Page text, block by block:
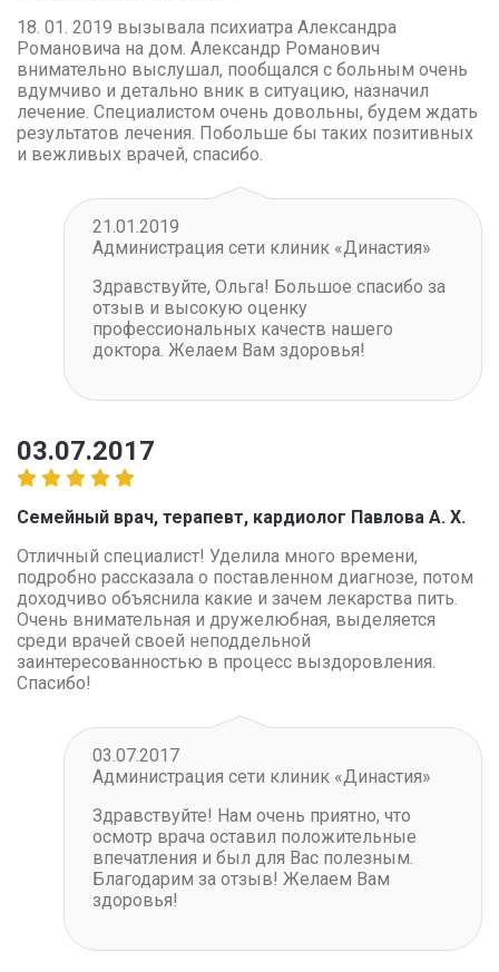
18. 01. 2019 вызывала психиатра Александра
Романовича на дом. Александр Романович
внимательно выслушал, пообщался с больным очень
вдумчиво и детально вник в ситуацию, назначил
лечение. Специалистом очень довольны, будем ждать
результатов лечения. Побольше бы таких позитивных
и вежливых врачей, спасибо.
21.01.2019
Администрация сети клиник «Династия»
Здравствуйте, Ольга! Большое спасибо за
отзыв и высокую оценку
профессиональных качеств нашего
доктора. Желаем Вам здоровья!
03.07.2017
Семейный врач, терапевт, кардиолог Павлова А. Х.
Отличный специалист! Уделила много времени,
подробно рассказала о поставленном диагнозе, потом
доходчиво объяснила какие и зачем лекарства пить.
Очень внимательная и дружелюбная, выделяется
среди врачей своей неподдельной
заинтересованностью в процесс выздоровления.
Спасибо!
03.07.2017
Администрация сети клиник «Династия»
Здравствуйте! Нам очень приятно, что
осмотр врача оставил положительные
впечатления и был для Вас полезным.
Благодарим за отзыв! Желаем Вам
здоровья!